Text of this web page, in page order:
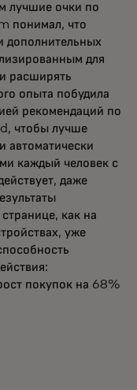
лучшие очки по
понимал, что
дополнительных
для
расширять
опыта побудила
рекомендаций по
чтобы лучше
автоматически
каждый человек с
даже
как на
уже
покупок на 68%